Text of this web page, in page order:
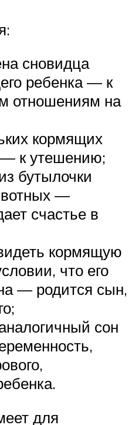
сновидца
ребенка — к
отношениям на
кормящих
к утешению;
бутылочки
—
счастье в
кормящую
что его
— родится сын,
сон
для